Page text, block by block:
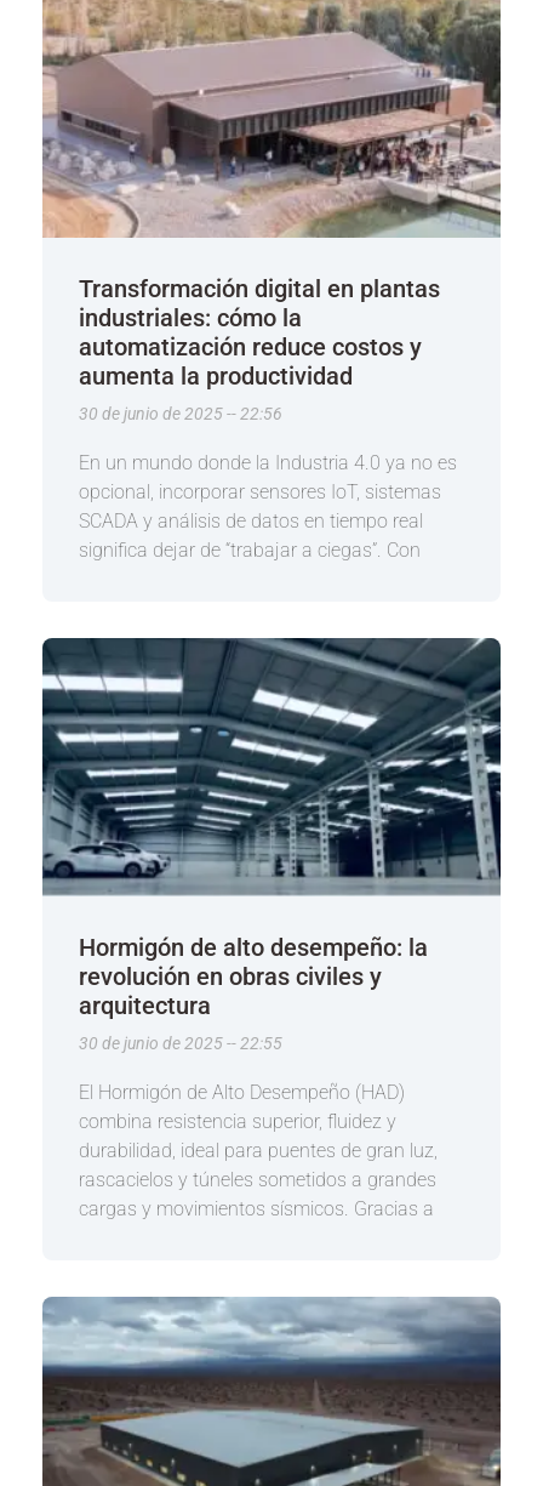
Transformación digital en plantas
industriales: cómo la
automatización reduce costos y
aumenta la productividad
30 de junio de 2025 22:56
En un mundo donde la Industria 4.0 ya no es
opcional, incorporar sensores IoT, sistemas
SCADA y análisis de datos en tiempo real
significa dejar de “trabajar a ciegas”. Con
Hormigón de alto desempeño: la
revolución en obras civiles y
arquitectura
30 de junio de 2025 22:55
El Hormigón de Alto Desempeño (HAD)
combina resistencia superior, fluidez y
durabilidad, ideal para puentes de gran luz,
rascacielos y túneles sometidos a grandes
cargas y movimientos sísmicos. Gracias a